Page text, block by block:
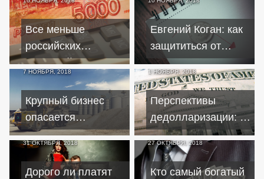
не паниковать
рублевые вклады
валютным
Все меньше
российских
компаний занимают
средства у
инвесторов
Евгений Коган: как
защититься от
девальвации
7 НОЯБРЯ, 2018
Крупный бизнес
опасается
расширения
санкций США
1 НОЯБРЯ, 2018
Перспективы
дедолларизации: у
России $80
миллиардов
наличными
31 ОКТЯБРЯ, 2018
Дорого ли платят
27 ОКТЯБРЯ, 2018
Кто самый богатый